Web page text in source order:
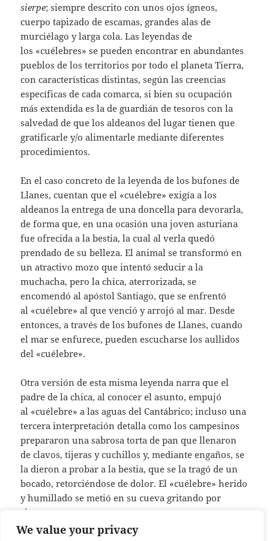
We value your privacy
sierpe; siempre descrito con unos ojos ígneos,
cuerpo tapizado de escamas, grandes alas de
murciélago y larga cola. Las leyendas de
los «cuélebres» se pueden encontrar en abundantes
pueblos de los territorios por todo el planeta Tierra,
con características distintas, según las creencias
específicas de cada comarca, si bien su ocupación
más extendida es la de guardián de tesoros con la
salvedad de que los aldeanos del lugar tienen que
gratificarle y/o alimentarle mediante diferentes
procedimientos.
En el caso concreto de la leyenda de los bufones de
Llanes, cuentan que el «cuélebre» exigía a los
aldeanos la entrega de una doncella para devorarla,
de forma que, en una ocasión una joven asturiana
fue ofrecida a la bestia, la cual al verla quedó
prendado de su belleza. El animal se transformó en
un atractivo mozo que intentó seducir a la
muchacha, pero la chica, aterrorizada, se
encomendó al apóstol Santiago, que se enfrentó
al «cuélebre» al que venció y arrojó al mar. Desde
entonces, a través de los bufones de Llanes, cuando
el mar se enfurece, pueden escucharse los aullidos
del «cuélebre».
Otra versión de esta misma leyenda narra que el
padre de la chica, al conocer el asunto, empujó
al «cuélebre» a las aguas del Cantábrico; incluso una
tercera interpretación detalla como los campesinos
prepararon una sabrosa torta de pan que llenaron
de clavos, tijeras y cuchillos y, mediante engaños, se
la dieron a probar a la bestia, que se la tragó de un
bocado, retorciéndose de dolor. El «cuélebre» herido
y humillado se metió en su cueva gritando por
siempre.